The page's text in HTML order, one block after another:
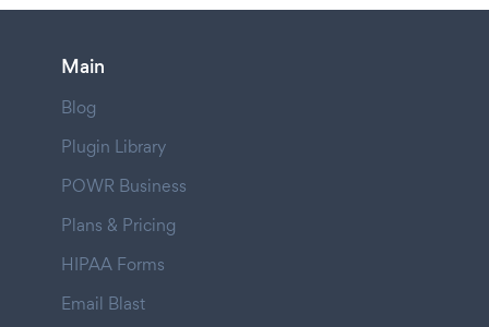
Main
Blog
Plugin Library
POWR Business
Plans & Pricing
HIPAA Forms
Email Blast